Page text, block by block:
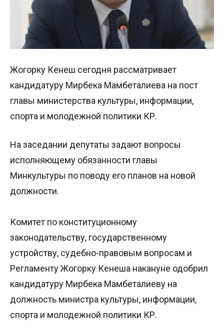
Жогорку Кенеш сегодня рассматривает
кандидатуру Мирбека Мамбеталиева на пост
главы министерства культуры, информации,
спорта и молодежной политики КР.
На заседании депутаты задают вопросы
исполняющему обязанности главы
Минкультуры по поводу его планов на новой
должности.
Комитет по конституционному
законодательству, государственному
устройству, судебно-правовым вопросам и
Регламенту Жогорку Кенеша накануне одобрил
кандидатуру Мирбека Мамбеталиеву на
должность министра культуры, информации,
спорта и молодежной политики КР.